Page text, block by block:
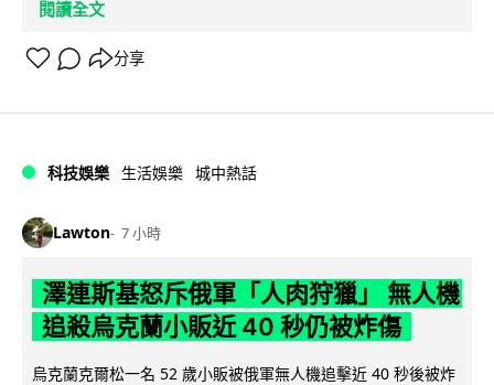
閱讀全文
分享
科技娛樂 生活娛樂 城中熱話
Lawton 7 小時
澤連斯基怒斥俄軍「人肉狩獵」 無人機
追殺烏克蘭小販近 40 秒仍被炸傷
烏克蘭克爾松一名 52 歲小販被俄軍無人機追擊近 40 秒後被炸